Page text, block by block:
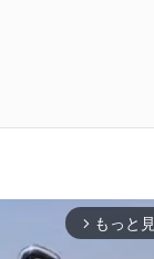
arrow_forward_ios もっと